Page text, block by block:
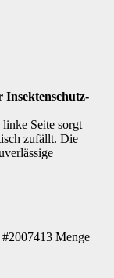
Seite sorgt
zufällt. Die
Menge